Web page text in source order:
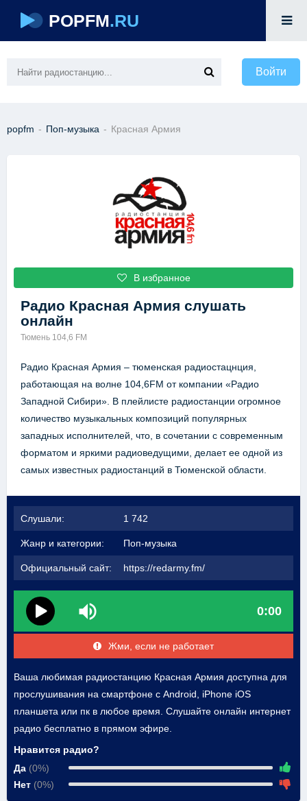
POPFM.RU
Войти
popfm - Поп-музыка - Красная Армия
В избранное
Радио Красная Армия слушать
онлайн
Тюмень 104,6 FM
Радио Красная Армия – тюменская радиостацнция,
работающая на волне 104,6FM от компании «Радио
Западной Сибири». В плейлисте радиостанции огромное
количество музыкальных композиций популярных
западных исполнителей, что, в сочетании с современным
форматом и яркими радиоведущими, делает ее одной из
самых известных радиостанций в Тюменской области.
Слушали: 1 742
Жанр и категории: Поп-музыка
Официальный сайт: https://redarmy.fm/
0:00
Жми, если не работает
Ваша любимая радиостанцию Красная Армия доступна для
прослушивания на смартфоне с Android, iPhone iOS
планшета или пк в любое время. Слушайте онлайн интернет
радио бесплатно в прямом эфире.
Нравится радио?
Да (0%)
Нет (0%)